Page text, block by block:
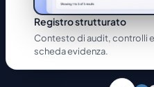
Registro strutturato
Contesto di audit, controlli e
scheda evidenza.